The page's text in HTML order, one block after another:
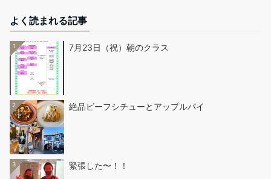
よく読まれる記事
1 7月23日（祝）朝のクラス
2 絶品ビーフシチューとアップルパイ
3 緊張した〜！！